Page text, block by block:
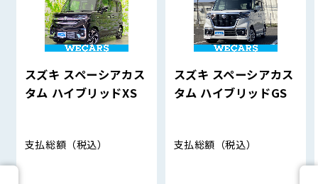
スズキ スペーシアカス
タム ハイブリッドXS
支払総額 （税込）
スズキ スペーシアカス
タム ハイブリッドGS
支払総額 （税込）